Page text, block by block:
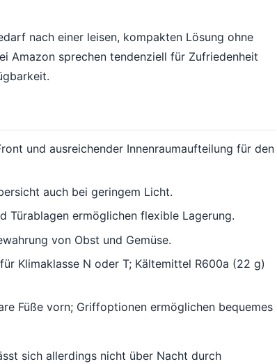
nach einer leisen, kompakten Lösung ohne
Amazon sprechen tendenziell für Zufriedenheit
und ausreichender Innenraumaufteilung für den
auch bei geringem Licht.
Türablagen ermöglichen flexible Lagerung.
von Obst und Gemüse.
Klimaklasse N oder T; Kältemittel R600a (22 g)
Füße vorn; Griffoptionen ermöglichen bequemes
sich allerdings nicht über Nacht durch